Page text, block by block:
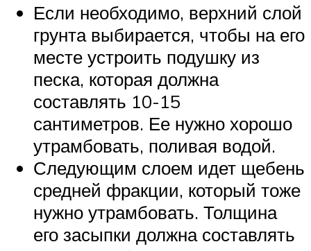
Если необходимо, верхний слой
грунта выбирается, чтобы на его
месте устроить подушку из
песка, которая должна
составлять 10-15
сантиметров. Ее нужно хорошо
утрамбовать, поливая водой.
Следующим слоем идет щебень
средней фракции, который тоже
нужно утрамбовать. Толщина
его засыпки должна составлять